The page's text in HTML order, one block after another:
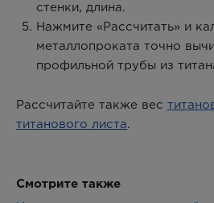
стенки, длина.
Нажмите «Рассчитать» и
металлопроката точно
профильной трубы из
Рассчитайте также вес
титанового листа.
Смотрите также